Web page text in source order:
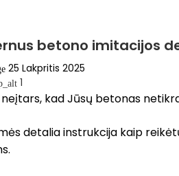
betono imitacijos
25 Lakpritis 2025
1
neįtars, kad Jūsų betonas
detalia instrukcija kaip